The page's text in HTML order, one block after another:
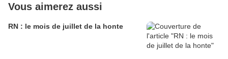
Vous aimerez aussi
RN : le mois de juillet de la honte